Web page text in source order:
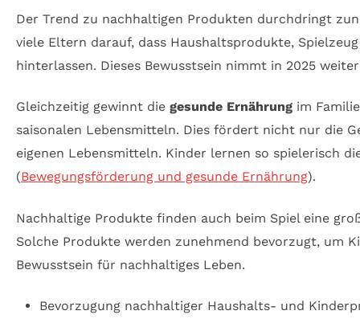
Der Trend zu nachhaltigen Produkten durchdringt
viele Eltern darauf, dass Haushaltsprodukte,
hinterlassen. Dieses Bewusstsein nimmt in 2025
Gleichzeitig gewinnt die gesunde Ernährung im
saisonalen Lebensmitteln. Dies fördert nicht nur die
eigenen Lebensmitteln. Kinder lernen so spielerisch
(Bewegungsförderung und gesunde Ernährung).
Nachhaltige Produkte finden auch beim Spiel eine
Solche Produkte werden zunehmend bevorzugt, um
Bewusstsein für nachhaltiges Leben.
Bevorzugung nachhaltiger Haushalts- und